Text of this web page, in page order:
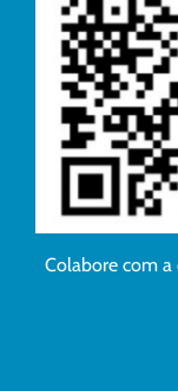
Colabore com a